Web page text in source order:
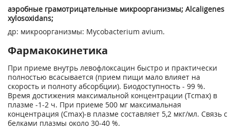
аэробные грамотрицательные микроорганизмы; Alcaligenes
xylosoxidans;
др: микроорганизмы: Mycobacterium avium.
Фармакокинетика
При приеме внутрь левофлоксацин быстро и практически
полностью всасывается (прием пищи мало влияет на
скорость и полноту абсорбции). Биодоступность - 99 %.
Время достижения максимальной концентрации (Тсmах) в
плазме -1-2 ч. При приеме 500 мг максимальная
концентрация (Сmах)-в плазме составляет 5,2 мкг/мл. Связь с
белками плазмы около 30-40 %.